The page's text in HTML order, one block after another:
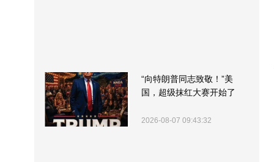
“向特朗普同志致敬！”美
国，超级抹红大赛开始了
2026-08-07 09:43:32